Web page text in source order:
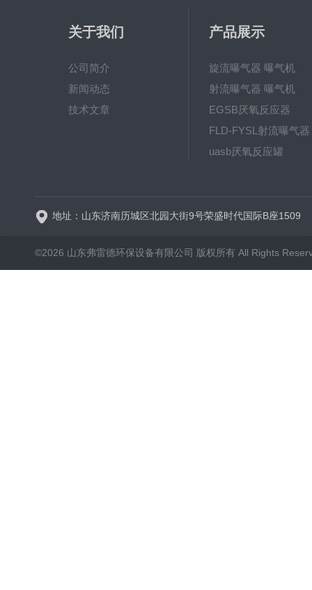
关于我们
公司简介
新闻动态
技术文章
产品展示
旋流曝气器 曝气机
射流曝气器 曝气机
EGSB厌氧反应器
FLD-FYSL射流曝气器
uasb厌氧反应罐
地址：山东济南历城区北园大街9号荣盛时代国际B座1509
©2026 山东弗雷德环保设备有限公司 版权所有 All Rights